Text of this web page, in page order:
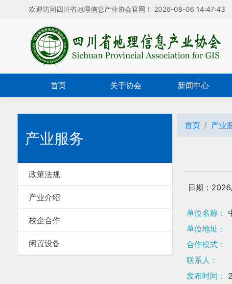
欢迎访问四川省地理信息产业协会官网！ 2026-08-06 14:47:43
首页 关于协会 新闻中心
产业服务
政策法规
产业介绍
校企合作
闲置设备
首页 产业
日期：
单位名称：
单位地址：
合作模式：
联系人：
发布时间：